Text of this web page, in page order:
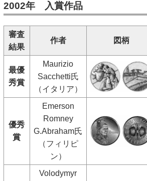
2002年 入賞作品
審査
結果
作者 図柄
最優
秀賞
Maurizio
Sacchetti氏
（イタリア）
優秀
賞
Emerson
Romney
G.Abraham氏
（フィリピ
ン）
Volodymyr